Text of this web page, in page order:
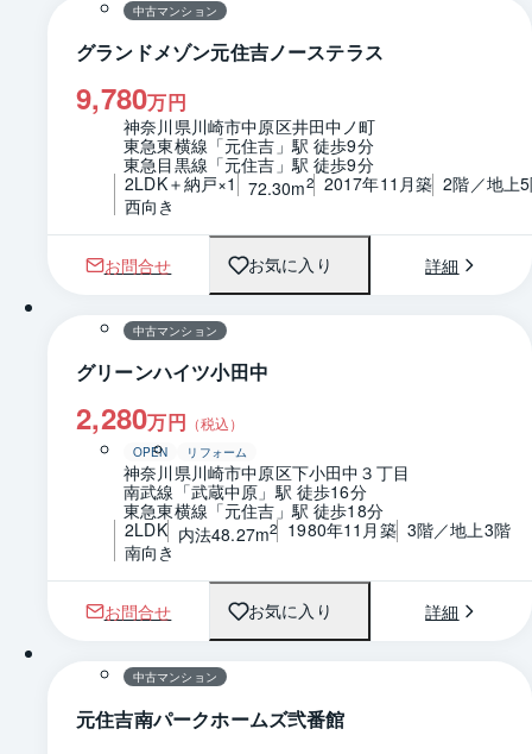
中古マンション
グランドメゾン元住吉ノーステラス
9,780万円
神奈川県川崎市中原区井田中ノ町
東急東横線「元住吉」駅 徒歩9分
東急目黒線「元住吉」駅 徒歩9分
2LDK＋納戸×1
72.30m2 2017年11月築 2階／地上
西向き
お問合せ お気に入り 詳細
1 / 0 間取り
中古マンション
グリーンハイツ小田中
2,280万円 （税込）
OPEN リフォーム
神奈川県川崎市中原区下小田中３丁目
南武線「武蔵中原」駅 徒歩16分
東急東横線「元住吉」駅 徒歩18分
2LDK 内法48.27m2 1980年11月築 3階／地上3階
南向き
お問合せ お気に入り 詳細
1 / 0 間取り
中古マンション
元住吉南パークホームズ弐番館